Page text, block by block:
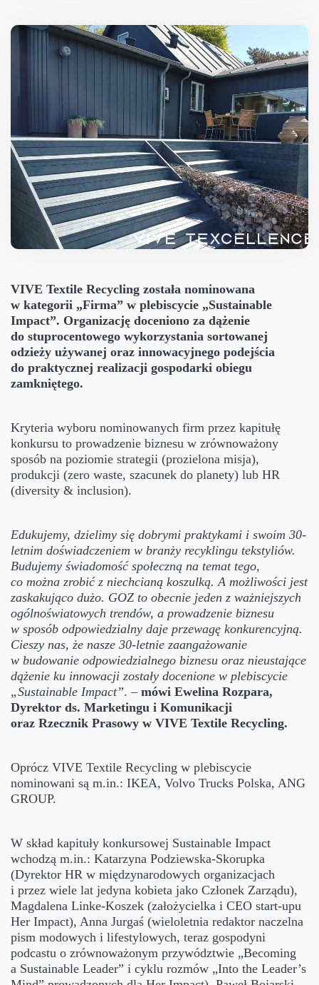
VIVE Textile Recycling została nominowana
w kategorii „Firma” w plebiscycie „Sustainable
Impact”. Organizację doceniono za dążenie
do stuprocentowego wykorzystania sortowanej
odzieży używanej oraz innowacyjnego podejścia
do praktycznej realizacji gospodarki obiegu
zamkniętego.
Kryteria wyboru nominowanych firm przez kapitułę
konkursu to prowadzenie biznesu w zrównoważony
sposób na poziomie strategii (prozielona misja),
produkcji (zero waste, szacunek do planety) lub HR
(diversity & inclusion).
Edukujemy, dzielimy się dobrymi praktykami i swoim 30-
letnim doświadczeniem w branży recyklingu tekstyliów.
Budujemy świadomość społeczną na temat tego,
co można zrobić z niechcianą koszulką. A możliwości jest
zaskakująco dużo. GOZ to obecnie jeden z ważniejszych
ogólnoświatowych trendów, a prowadzenie biznesu
w sposób odpowiedzialny daje przewagę konkurencyjną.
Cieszy nas, że nasze 30-letnie zaangażowanie
w budowanie odpowiedzialnego biznesu oraz nieustające
dążenie ku innowacji zostały docenione w plebiscycie
„Sustainable Impact”. – mówi Ewelina Rozpara,
Dyrektor ds. Marketingu i Komunikacji
oraz Rzecznik Prasowy w VIVE Textile Recycling.
Oprócz VIVE Textile Recycling w plebiscycie
nominowani są m.in.: IKEA, Volvo Trucks Polska, ANG
GROUP.
W skład kapituły konkursowej Sustainable Impact
wchodzą m.in.: Katarzyna Podziewska-Skorupka
(Dyrektor HR w międzynarodowych organizacjach
i przez wiele lat jedyna kobieta jako Członek Zarządu),
Magdalena Linke-Koszek (założycielka i CEO start-upu
Her Impact), Anna Jurgaś (wieloletnia redaktor naczelna
pism modowych i lifestylowych, teraz gospodyni
podcastu o zrównoważonym przywództwie „Becoming
a Sustainable Leader” i cyklu rozmów „Into the Leader’s